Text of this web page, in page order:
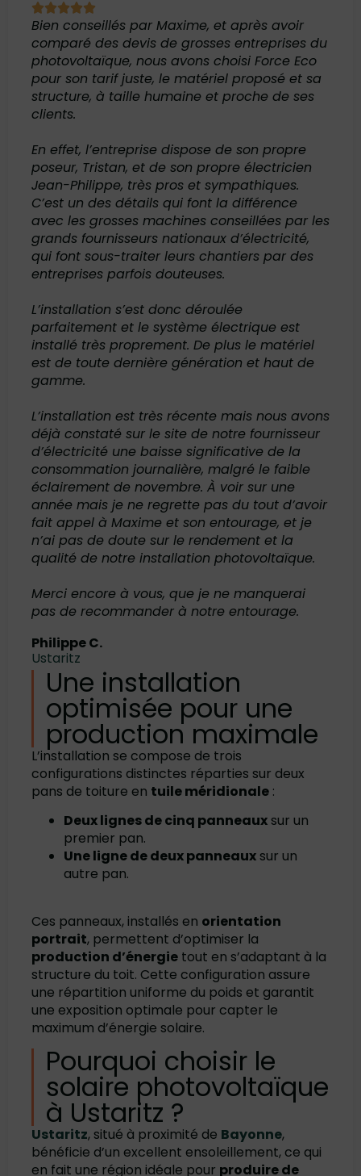
Bien conseillés par Maxime, et après avoir
comparé des devis de grosses entreprises du
photovoltaïque, nous avons choisi Force Eco
pour son tarif juste, le matériel proposé et sa
structure, à taille humaine et proche de ses
clients.
En effet, l’entreprise dispose de son propre
poseur, Tristan, et de son propre électricien
Jean-Philippe, très pros et sympathiques.
C’est un des détails qui font la différence
avec les grosses machines conseillées par les
grands fournisseurs nationaux d’électricité,
qui font sous-traiter leurs chantiers par des
entreprises parfois douteuses.
L’installation s’est donc déroulée
parfaitement et le système électrique est
installé très proprement. De plus le matériel
est de toute dernière génération et haut de
gamme.
L’installation est très récente mais nous avons
déjà constaté sur le site de notre fournisseur
d’électricité une baisse significative de la
consommation journalière, malgré le faible
éclairement de novembre. À voir sur une
année mais je ne regrette pas du tout d’avoir
fait appel à Maxime et son entourage, et je
n’ai pas de doute sur le rendement et la
qualité de notre installation photovoltaïque.
Merci encore à vous, que je ne manquerai
pas de recommander à notre entourage.
Philippe C.
Ustaritz
Une installation
optimisée pour une
production maximale
L’installation se compose de trois
configurations distinctes réparties sur deux
pans de toiture en tuile méridionale:
Deux lignes de cinq panneauxsur un
premier pan.
Une ligne de deux panneauxsur un
autre pan.
Ces panneaux, installés en orientation
portrait, permettent d’optimiser la
production d’énergietout en s’adaptant à la
structure du toit. Cette configuration assure
une répartition uniforme du poids et garantit
une exposition optimale pour capter le
maximum d’énergie solaire.
Pourquoi choisir le
solaire photovoltaïque
à Ustaritz ?
Ustaritz, situé à proximité de Bayonne,
bénéficie d’un excellent ensoleillement, ce qui
en fait une région idéale pour produire de